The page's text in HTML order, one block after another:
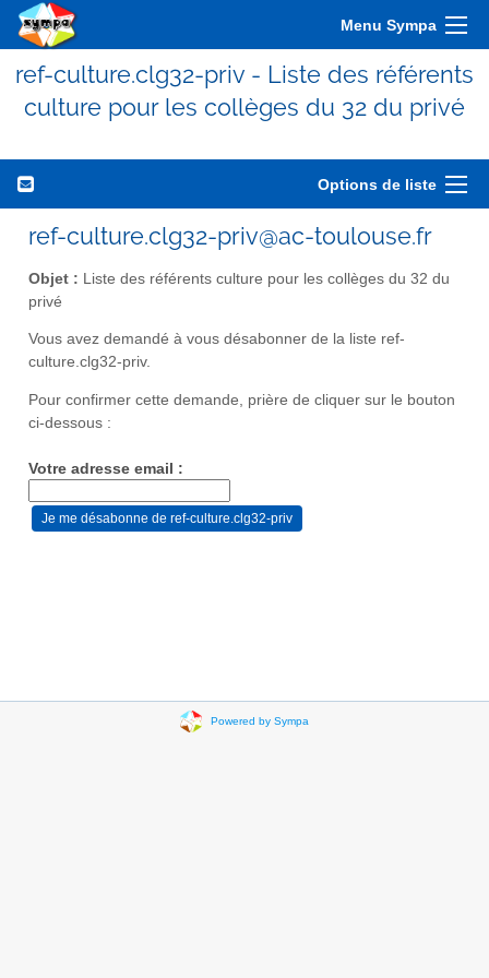
Menu Sympa
ref-culture.clg32-priv - Liste des référents
culture pour les collèges du 32 du privé
Options de liste
ref-culture.clg32-priv@ac-toulouse.fr
Objet : Liste des référents culture pour les collèges du 32 du
privé
Vous avez demandé à vous désabonner de la liste ref-
culture.clg32-priv.
Pour confirmer cette demande, prière de cliquer sur le bouton
ci-dessous :
Votre adresse email :
Powered by Sympa